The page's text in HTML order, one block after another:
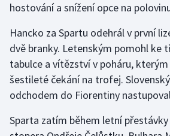
Gymnastika
Házená
Jezdectví
Judo
Krasobruslení
hostování a snížení opce na
Hancko za Spartu odehrál v první
dvě branky. Letenským pomohl ke
tabulce a vítězství v poháru,
šestileté čekání na trofej.
odchodem do Fiorentiny
Sparta zatím během letní